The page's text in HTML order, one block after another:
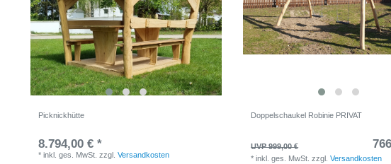
Picknickhütte
8.794,00 € *
*inkl. ges. MwSt. zzgl.Versandkosten
Doppelschaukel Robinie PRIVAT
UVP 999,00 €
*inkl. ges. MwSt. zzgl.Versandkosten